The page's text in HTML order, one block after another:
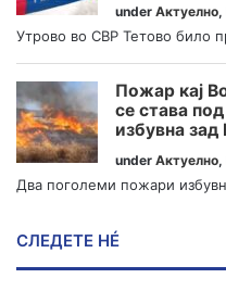
under Актуелно,
Утрово во СВР Тетово било
Пожар кај
се става
избувна зад
under Актуелно,
Два поголеми пожари
СЛЕДЕТЕ НÉ